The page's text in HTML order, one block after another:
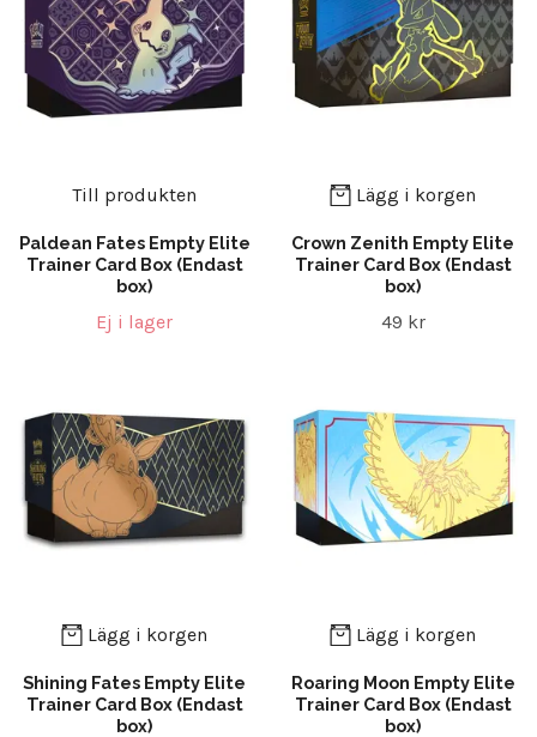
Till produkten
Paldean Fates Empty Elite
Trainer Card Box (Endast
box)
Ej i lager
Lägg i korgen
Crown Zenith Empty Elite
Trainer Card Box (Endast
box)
49 kr
Lägg i korgen
Shining Fates Empty Elite
Trainer Card Box (Endast
box)
Lägg i korgen
Roaring Moon Empty Elite
Trainer Card Box (Endast
box)